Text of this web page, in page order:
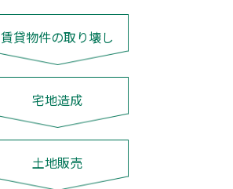
賃貸物件の取り壊し
宅地造成
土地販売